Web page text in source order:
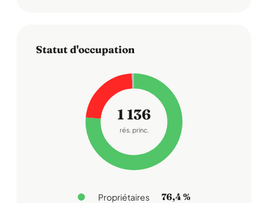
Statut d'occupation
1 136
rés. princ.
Propriétaires 76,4 %